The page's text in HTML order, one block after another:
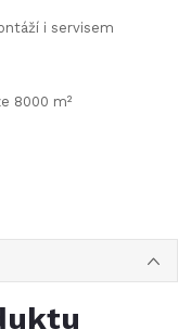
i servisem
8000 m²